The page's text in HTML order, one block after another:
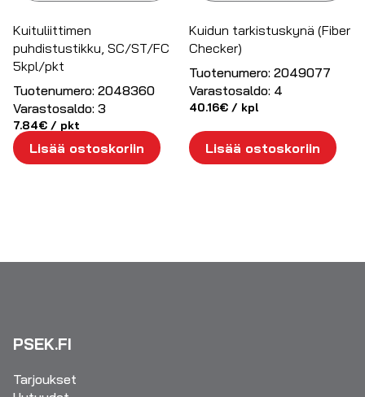
Kuituliittimen
puhdistustikku, SC/ST/FC
5kpl/pkt
Tuotenumero: 2048360
Varastosaldo: 3
7.84€ / pkt
Lisää ostoskoriin
Kuidun tarkistuskynä (Fiber
Checker)
Tuotenumero: 2049077
Varastosaldo: 4
40.16€ / kpl
Lisää ostoskoriin
PSEK.FI
Tarjoukset